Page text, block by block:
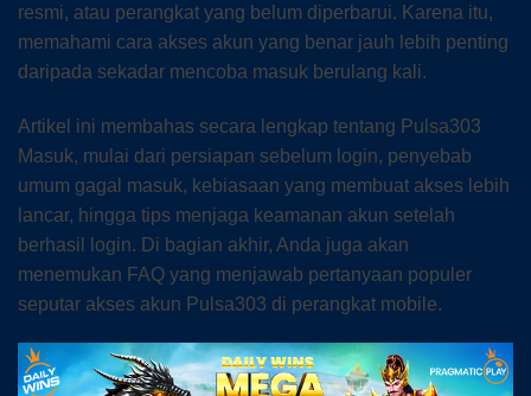
resmi, atau perangkat yang belum diperbarui. Karena itu,
memahami cara akses akun yang benar jauh lebih penting
daripada sekadar mencoba masuk berulang kali.
Artikel ini membahas secara lengkap tentang Pulsa303
Masuk, mulai dari persiapan sebelum login, penyebab
umum gagal masuk, kebiasaan yang membuat akses lebih
lancar, hingga tips menjaga keamanan akun setelah
berhasil login. Di bagian akhir, Anda juga akan
menemukan FAQ yang menjawab pertanyaan populer
seputar akses akun Pulsa303 di perangkat mobile.